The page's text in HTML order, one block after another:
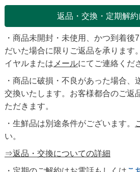
返品・交換・定期解約
・商品未開封・未使用、かつ到着後
だいた場合に限りご返品を承ります
イヤルまたは メールにてご連絡くだ
・商品に破損・不良があった場合、
交換いたします。お客様都合のご返
ただきます。
・生鮮品は別途条件がございます。
い。
⇒返品・交換についての詳細